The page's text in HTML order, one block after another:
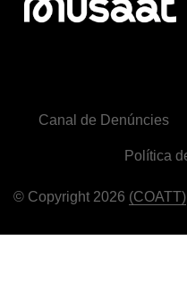
© Copyright 2026 (COATT)
Canal de Denúncies
Política